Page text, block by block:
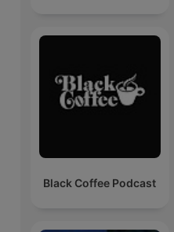
Black Coffee Podcast